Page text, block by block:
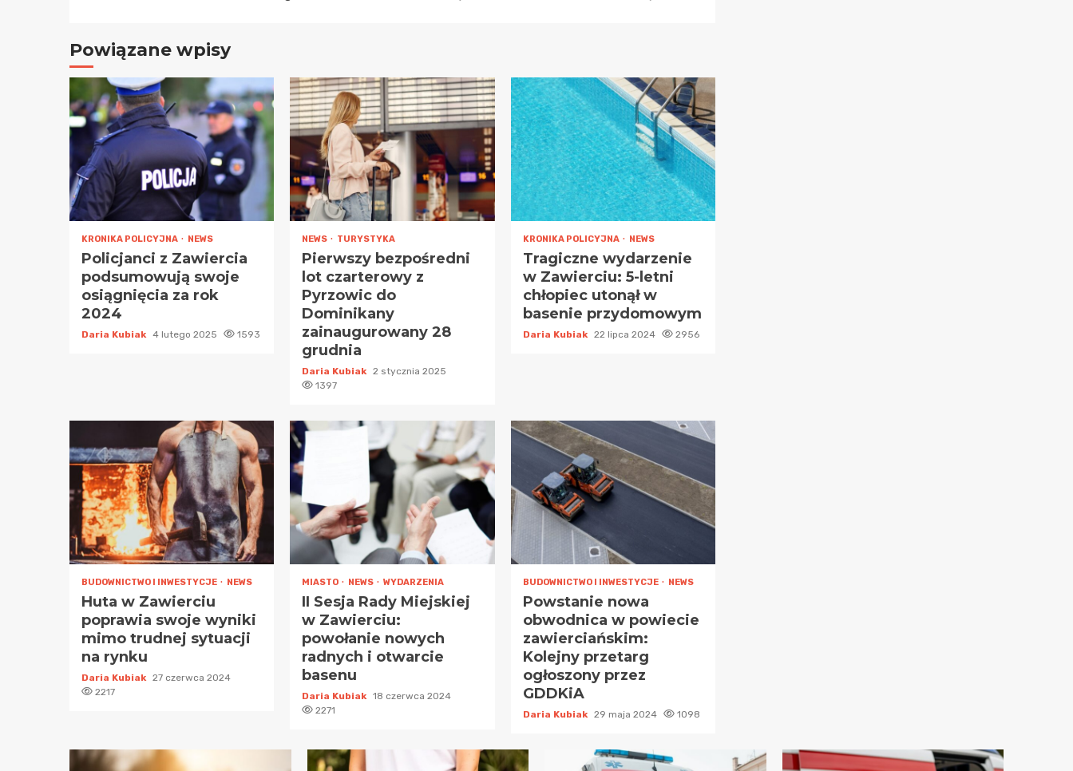
Powiązane wpisy
KRONIKA POLICYJNA NEWS
Policjanci z Zawiercia
podsumowują swoje
osiągnięcia za rok
2024
Daria Kubiak 4 lutego 2025 1593
NEWS TURYSTYKA
Pierwszy bezpośredni
lot czarterowy z
Pyrzowic do
Dominikany
zainaugurowany 28
grudnia
Daria Kubiak 2 stycznia 2025
1397
KRONIKA POLICYJNA NEWS
Tragiczne wydarzenie
w Zawierciu: 5-letni
chłopiec utonął w
basenie przydomowym
Daria Kubiak 22 lipca 2024 2956
BUDOWNICTWO I INWESTYCJE NEWS
Huta w Zawierciu
poprawia swoje wyniki
mimo trudnej sytuacji
na rynku
Daria Kubiak 27 czerwca 2024
2217
MIASTO NEWS WYDARZENIA
II Sesja Rady Miejskiej
w Zawierciu:
powołanie nowych
radnych i otwarcie
basenu
Daria Kubiak 18 czerwca 2024
2271
BUDOWNICTWO I INWESTYCJE NEWS
Powstanie nowa
obwodnica w powiecie
zawierciańskim:
Kolejny przetarg
ogłoszony przez
GDDKiA
Daria Kubiak 29 maja 2024 1098